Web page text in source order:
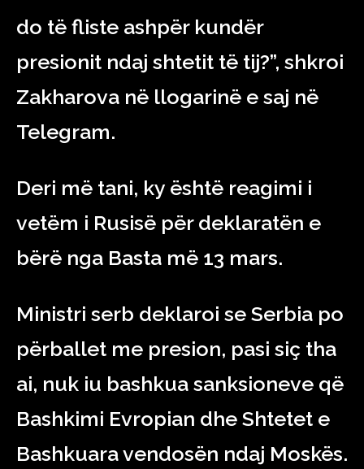
do të fliste ashpër kundër
presionit ndaj shtetit të tij?”, shkroi
Zakharova në llogarinë e saj në
Telegram.
Deri më tani, ky është reagimi i
vetëm i Rusisë për deklaratën e
bërë nga Basta më 13 mars.
Ministri serb deklaroi se Serbia po
përballet me presion, pasi siç tha
ai, nuk iu bashkua sanksioneve që
Bashkimi Evropian dhe Shtetet e
Bashkuara vendosën ndaj Moskës.